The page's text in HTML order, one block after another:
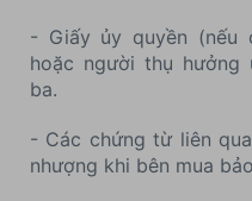
- Giấy ủy quyền (nếu
hoặc người thụ
ba.
- Các chứng từ liên
nhượng khi bên mua